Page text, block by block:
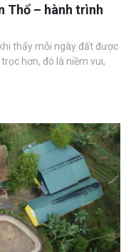
Thổ – hành trình
thấy mỗi ngày đất được
hơn, đó là niềm vui,